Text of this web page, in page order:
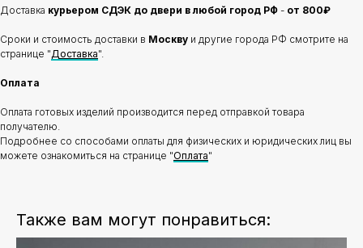
Доставка курьером СДЭК до двери в любой город РФ - от 800₽
Сроки и стоимость доставки в Москву и другие города РФ смотрите на
странице "Доставка".
Оплата
Оплата готовых изделий производится перед отправкой товара
получателю.
Подробнее со способами оплаты для физических и юридических лиц вы
можете ознакомиться на странице "Оплата"
Также вам могут понравиться: